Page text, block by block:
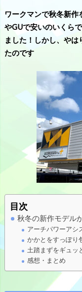
ワークマンで秋冬新作
やGUで安いのいくら
ました！しかし、や
たのです
目次
秋冬の新作モデル
アーチパワーアシ
かかとをすっぽり
土踏まずをギュッ
感想・まとめ